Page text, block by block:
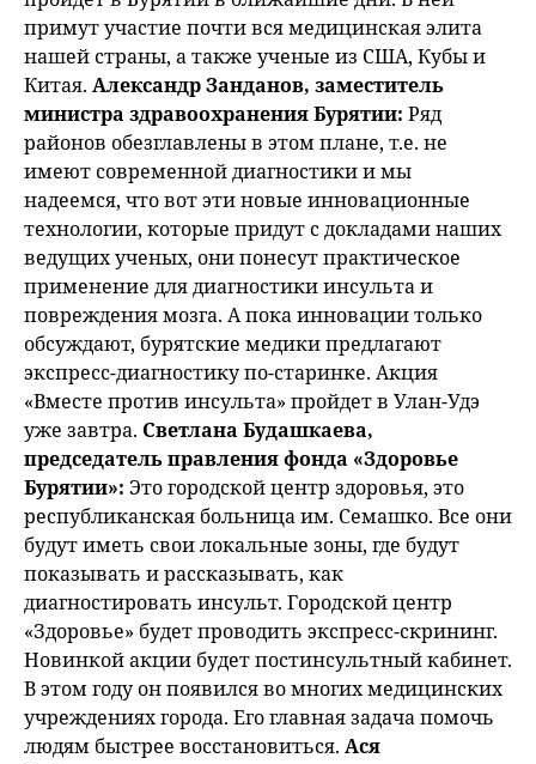
примут участие почти вся медицинская элита
нашей страны, а также ученые из США, Кубы и
Китая. Александр Занданов, заместитель
министра здравоохранения Бурятии: Ряд
районов обезглавлены в этом плане, т.е. не
имеют современной диагностики и мы
надеемся, что вот эти новые инновационные
технологии, которые придут с докладами наших
ведущих ученых, они понесут практическое
применение для диагностики инсульта и
повреждения мозга. А пока инновации только
обсуждают, бурятские медики предлагают
экспресс-диагностику по-старинке. Акция
«Вместе против инсульта» пройдет в Улан-Удэ
уже завтра. Светлана Будашкаева,
председатель правления фонда «Здоровье
Бурятии»: Это городской центр здоровья, это
республиканская больница им. Семашко. Все они
будут иметь свои локальные зоны, где будут
показывать и рассказывать, как
диагностировать инсульт. Городской центр
«Здоровье» будет проводить экспресс-скрининг.
Новинкой акции будет постинсультный кабинет.
В этом году он появился во многих медицинских
учреждениях города. Его главная задача помочь
людям быстрее восстановиться. Ася